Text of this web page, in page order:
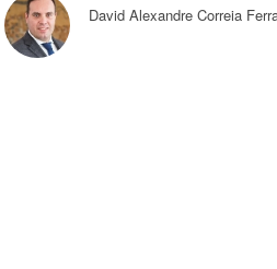
David Alexandre Correia